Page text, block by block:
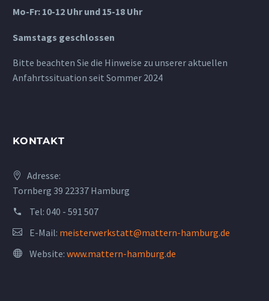
Mo-Fr: 10-12 Uhr und 15-18 Uhr
Samstags geschlossen
Bitte beachten Sie die Hinweise zu unserer aktuellen
Anfahrtssituation seit Sommer 2024
KONTAKT
Adresse:
Tornberg 39 22337 Hamburg
Tel: 040 - 591 507
E-Mail: meisterwerkstatt@mattern-hamburg.de
Website: www.mattern-hamburg.de